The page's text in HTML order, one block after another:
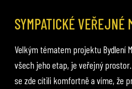
SYMPATICKÉ VEŘEJNÉ
Velkým tématem projektu Bydlení
všech jeho etap, je veřejný
se zde cítili komfortně a víme, že